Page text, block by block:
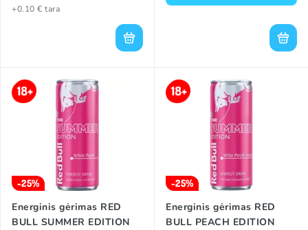
+0.10 € tara
-25%
Energinis gėrimas RED
BULL SUMMER EDITION
-25%
Energinis gėrimas RED
BULL PEACH EDITION